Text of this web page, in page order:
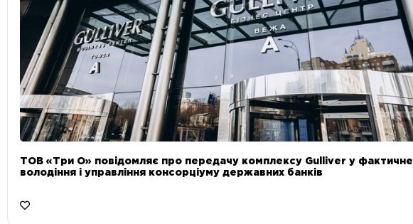
ТОВ «Три О» повідомляє про передачу комплексу Gulliver у фактичне
володіння і управління консорціуму державних банків